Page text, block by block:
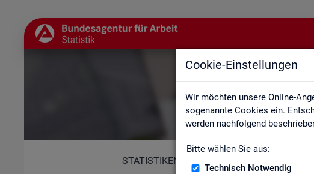
Cookie-Einstellungen
Wir möchten unsere Online-
sogenannte Cookies ein.
werden nachfolgend
Bitte wählen Sie aus:
Technisch Notwendig
STATISTIKEN